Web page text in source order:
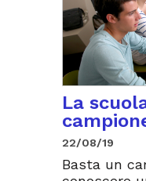
La
22/08/19
Basta un